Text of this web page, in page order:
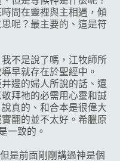
間在靈裡與主相遇，傾
呢？最主要的、這是符
不是說了嗎，江牧師所
早就存在於聖經中。
邊的婦人所說的話、還
拜祂的必需用心靈和誠
真的、和合本是很偉大
翻的並不太好。希臘原
一致的。
是前面剛剛講過神是個